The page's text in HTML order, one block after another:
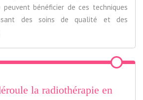
bénéficier de ces techniques
des soins de qualité et des
la radiothérapie en